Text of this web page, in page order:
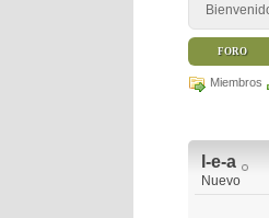
Miembros
l-e-a
Nuevo
FORO